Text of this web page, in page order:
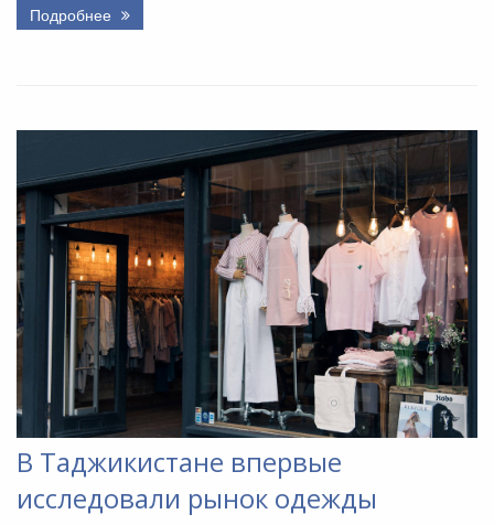
Подробнее
В Таджикистане впервые
исследовали рынок одежды